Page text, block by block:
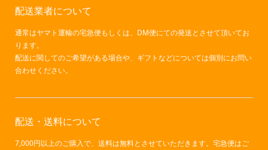
配送業者について
通常はヤマト運輸の宅急便もしくは、DM便にての発送とさせて頂いてお
ります。
配送に関してのご希望がある場合や、ギフトなどについては個別にお問い
合わせください。
配送・送料について
7,000円以上のご購入で、送料は無料とさせていただきます。宅急便はご